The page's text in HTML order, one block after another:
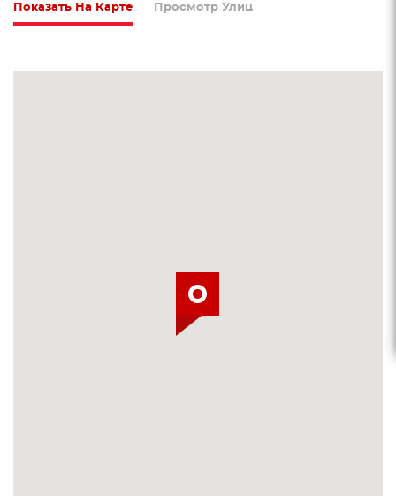
Показать На Карте Просмотр Улиц